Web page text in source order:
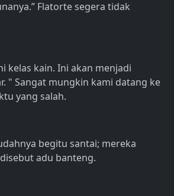
Flatorte segera tidak
kelas kain. Ini akan menjadi
" Sangat mungkin kami datang ke
yang salah.
begitu santai; mereka
adu banteng.